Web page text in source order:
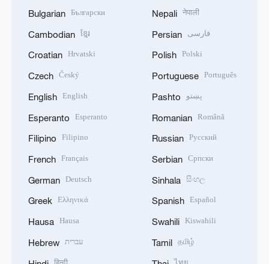
Bulgarian Български
Cambodian ខ្មែរ
Croatian Hrvatski
Czech Český
English English
Esperanto Esperanto
Filipino Filipino
French Français
German Deutsch
Greek Ελληνικά
Hausa Hausa
Hebrew עברית
Nepali नेपाली
Persian فارسی
Polish Polski
Portuguese Português
Pashto پښتو
Romanian Română
Russian Русский
Serbian Српски
Sinhala සිංහල
Spanish Español
Swahili Kiswahili
Tamil தமிழ்